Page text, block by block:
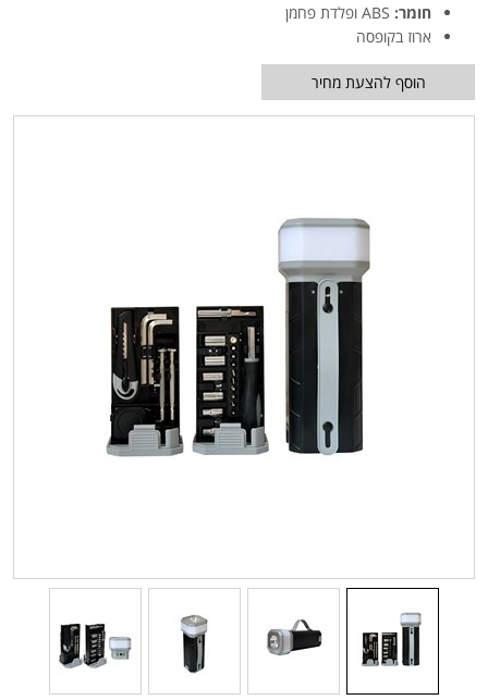
חומר:
ארוז בקופסה
הוסף להצעת מחיר